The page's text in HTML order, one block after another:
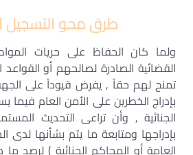
طرق محو التسجيل
ولما كان الحفاظ على حريات
القضائية الصادرة لصالحهم أو القواعد
تمنح لهم حقاً , يفرض قيوداً على الجهة
بإدراج الخطرين على الأمن العام
الجنائية , وأن تراعى التحديث
بإدراجها ومتابعة ما يتم بشأنها لدى
العامة أو المحاكم الجنائية ) لرصد